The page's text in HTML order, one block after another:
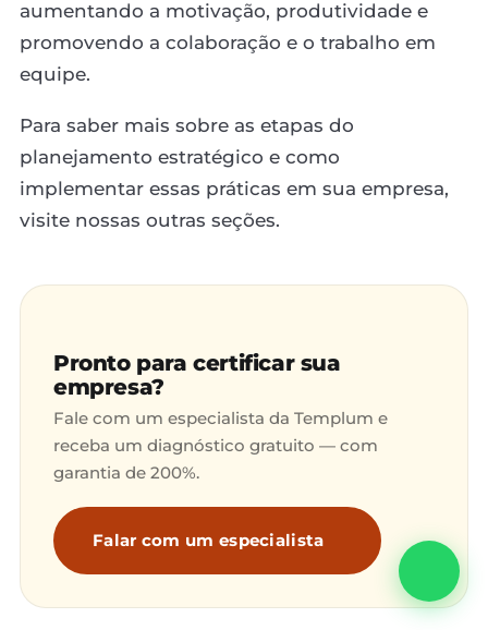
aumentando a motivação, produtividade e
promovendo a colaboração e o trabalho em
equipe.
Para saber mais sobre as etapas do
planejamento estratégico e como
implementar essas práticas em sua empresa,
visite nossas outras seções.
Pronto para certificar sua
empresa?
Fale com um especialista da Templum e
receba um diagnóstico gratuito — com
garantia de 200%.
Falar com um especialista